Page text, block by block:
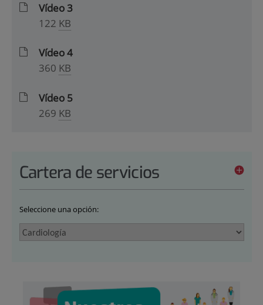
Vídeo 3
122 KB
Vídeo 4
360 KB
Vídeo 5
269 KB
Cartera de servicios
Seleccione una opción: